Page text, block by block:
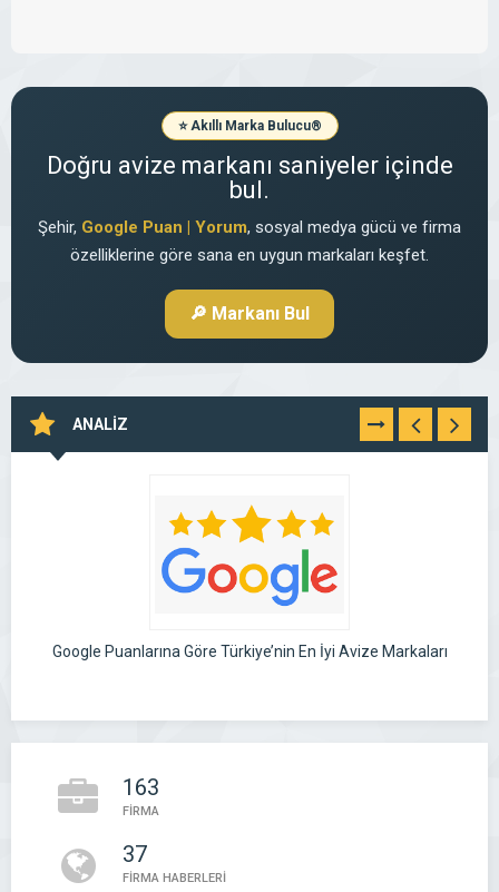
⭐ Akıllı Marka Bulucu®
Doğru avize markanı saniyeler içinde
bul.
Şehir, Google Puan | Yorum, sosyal medya gücü ve firma
özelliklerine göre sana en uygun markaları keşfet.
🔎 Markanı Bul
ANALİZ TÜMÜNÜ
GÖR
Google Puanlarına Göre Türkiye’nin En İyi Avize Markaları
163
FİRMA
37
FİRMA HABERLERİ